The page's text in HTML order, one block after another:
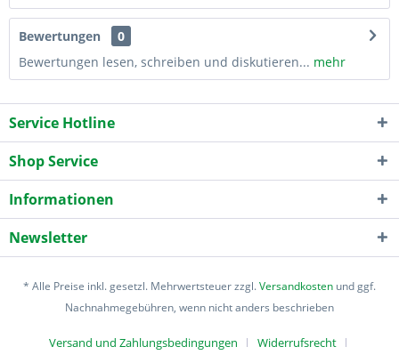
Bewertungen
0
Bewertungen lesen, schreiben und diskutieren... mehr
Service Hotline
Shop Service
Informationen
Newsletter
* Alle Preise inkl. gesetzl. Mehrwertsteuer zzgl.Versandkosten und ggf.
Nachnahmegebühren, wenn nicht anders beschrieben
Versand und Zahlungsbedingungen Widerrufsrecht